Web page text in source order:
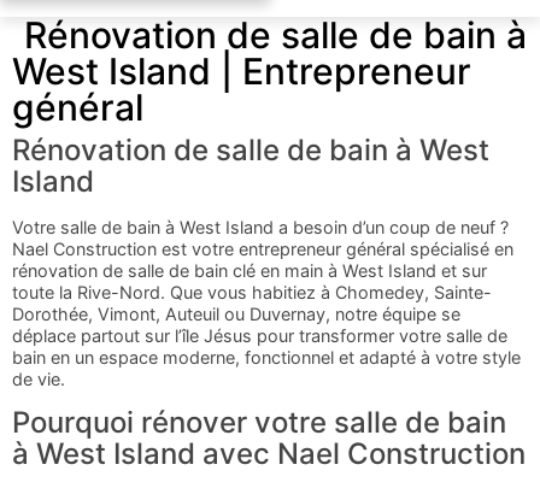
Rénovation de salle de bain à
West Island | Entrepreneur
général
Rénovation de salle de bain à West
Island
Votre salle de bain à West Island a besoin d’un coup de neuf ?
Nael Construction est votre entrepreneur général spécialisé en
rénovation de salle de bain clé en main à West Island et sur
toute la Rive-Nord. Que vous habitiez à Chomedey, Sainte-
Dorothée, Vimont, Auteuil ou Duvernay, notre équipe se
déplace partout sur l’île Jésus pour transformer votre salle de
bain en un espace moderne, fonctionnel et adapté à votre style
de vie.
Pourquoi rénover votre salle de bain
à West Island avec Nael Construction